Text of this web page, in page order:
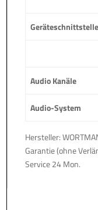
Geräteschnittstelle
Audio Kanäle
Audio-System
Hersteller:
Garantie (ohne
Service 24 Mon.